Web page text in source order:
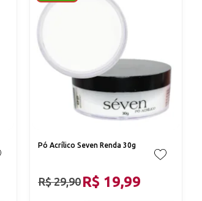
Pó Acrílico Seven Renda 30g
R$ 29,90 R$ 19,99